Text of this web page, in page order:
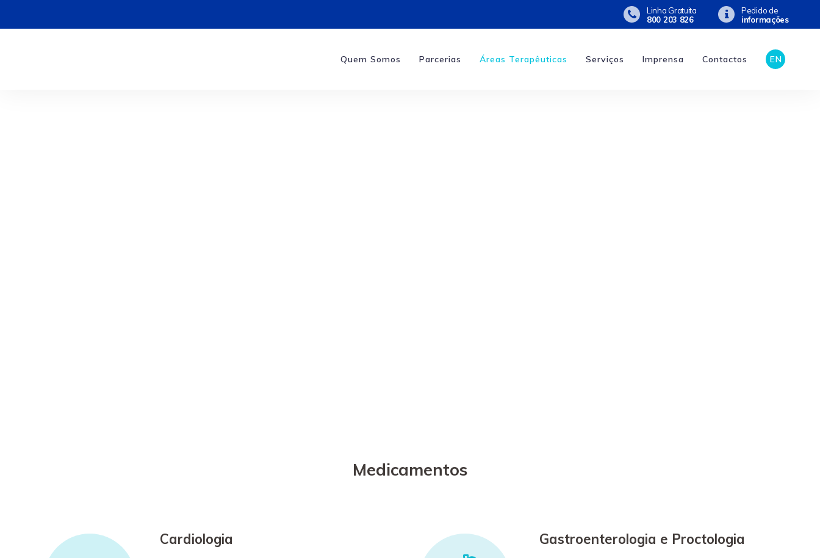
Linha Gratuita
800 203 826
Pedido de
informações
Quem Somos Parcerias Áreas Terapêuticas Serviços Imprensa Contactos EN
Medicamentos
Cardiologia Gastroenterologia e Proctologia